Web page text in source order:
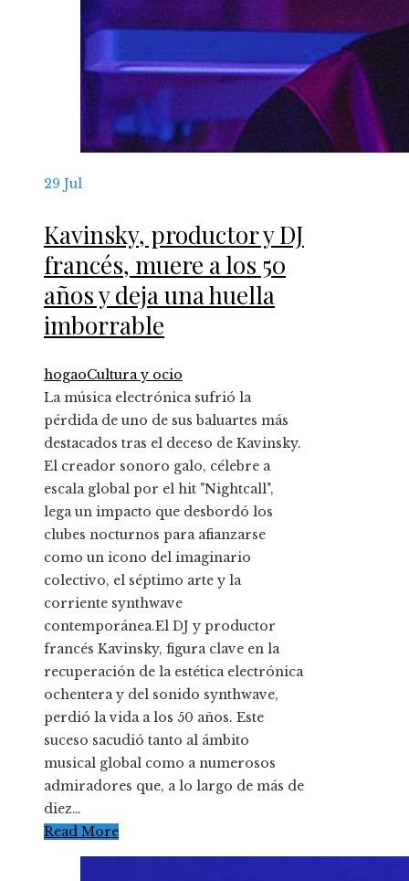
29 Jul
Kavinsky, productor y DJ
francés, muere a los 50
años y deja una huella
imborrable
hogaoCultura y ocio
La música electrónica sufrió la
pérdida de uno de sus baluartes más
destacados tras el deceso de Kavinsky.
El creador sonoro galo, célebre a
escala global por el hit "Nightcall",
lega un impacto que desbordó los
clubes nocturnos para afianzarse
como un icono del imaginario
colectivo, el séptimo arte y la
corriente synthwave
contemporánea.El DJ y productor
francés Kavinsky, figura clave en la
recuperación de la estética electrónica
ochentera y del sonido synthwave,
perdió la vida a los 50 años. Este
suceso sacudió tanto al ámbito
musical global como a numerosos
admiradores que, a lo largo de más de
diez…
Read More